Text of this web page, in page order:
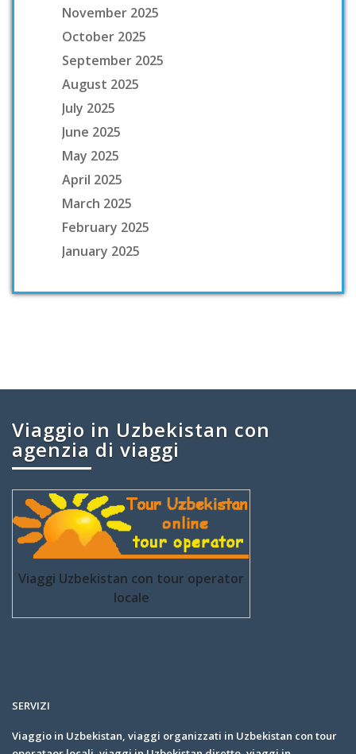
November 2025
October 2025
September 2025
August 2025
July 2025
June 2025
May 2025
April 2025
March 2025
February 2025
January 2025
Viaggio in Uzbekistan con
agenzia di viaggi
Viaggi Uzbekistan con tour operator
locale
SERVIZI
Viaggio in Uzbekistan, viaggi organizzati in Uzbekistan con tour